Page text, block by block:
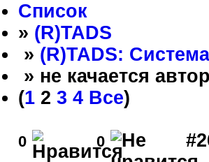
Список
» (R)TADS
» (R)TADS:
» не качается
(1 2 3 4 Все)
0 0